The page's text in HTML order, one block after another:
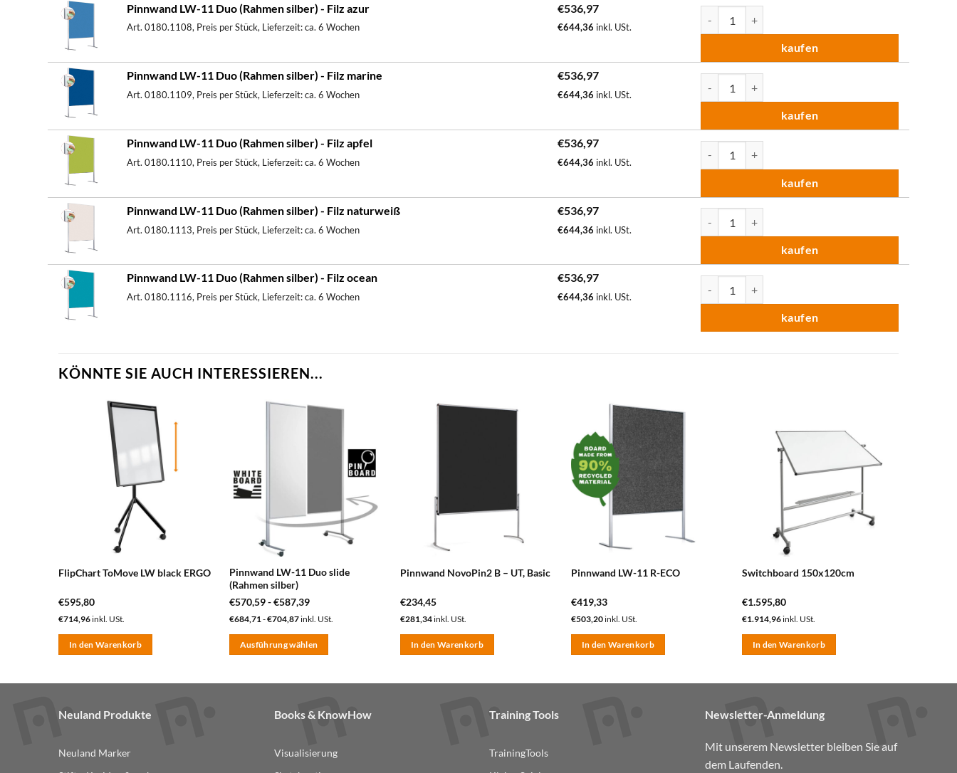
Pinnwand LW-11 Duo (Rahmen silber) - Filz azur
Art. 0180.1108, Preis per Stück, Lieferzeit: ca. 6 Wochen
€536,97
€644,36 inkl. USt.
kaufen
Pinnwand LW-11 Duo (Rahmen silber) - Filz marine
Art. 0180.1109, Preis per Stück, Lieferzeit: ca. 6 Wochen
€536,97
€644,36 inkl. USt.
kaufen
Pinnwand LW-11 Duo (Rahmen silber) - Filz apfel
Art. 0180.1110, Preis per Stück, Lieferzeit: ca. 6 Wochen
€536,97
€644,36 inkl. USt.
kaufen
Pinnwand LW-11 Duo (Rahmen silber) - Filz naturweiß
Art. 0180.1113, Preis per Stück, Lieferzeit: ca. 6 Wochen
€536,97
€644,36 inkl. USt.
kaufen
Pinnwand LW-11 Duo (Rahmen silber) - Filz ocean
Art. 0180.1116, Preis per Stück, Lieferzeit: ca. 6 Wochen
€536,97
€644,36 inkl. USt.
kaufen
KÖNNTE SIE AUCH INTERESSIEREN...
hinzufügen
FlipChart ToMove LW black ERGO
€595,80
€714,96inkl. USt.
In den Warenkorb
Merkzettel
hinzufügen
Pinnwand LW-11 Duo slide
(Rahmen silber)
€570,59-€587,39
€684,71 -€704,87inkl. USt.
Ausführung wählen
Pinnwand NovoPin2 B – UT, Basic
€234,45
€281,34inkl. USt.
In den Warenkorb
Pinnwand LW-11 R-ECO
€419,33
€503,20inkl. USt.
In den Warenkorb
Merkzettel
hinzufügen
Switchboard 150x120cm
€1.595,80
€1.914,96inkl. USt.
In den Warenkorb
Neuland Produkte
Neuland Marker
Books & KnowHow
Visualisierung
Training Tools
TrainingTools
Newsletter-Anmeldung
Mit unserem Newsletter bleiben Sie auf
dem Laufenden.